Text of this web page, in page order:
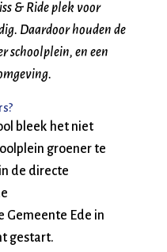
& Ride plek voor
Daardoor houden de
schoolplein, en een
bleek het niet
groener te
de directe
Gemeente Ede in
gestart.